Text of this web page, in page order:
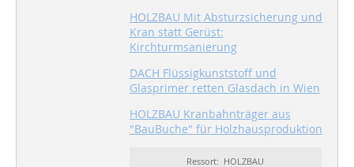
HOLZBAU Mit Absturzsicherung und
Kran statt Gerüst:
Kirchturmsanierung
DACH Flüssigkunststoff und
Glasprimer retten Glasdach in Wien
HOLZBAU Kranbahnträger aus
"BauBuche" für Holzhausproduktion
Ressort: HOLZBAU